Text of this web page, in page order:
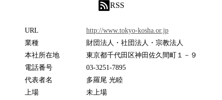
RSS
URL
http://www.tokyo-kosha.or.jp
業種
財団法人・社団法人・宗教法人
本社所在地
東京都千代田区神田佐久間町１－９
電話番号
03-3251-7895
代表者名
多羅尾 光睦
上場
未上場